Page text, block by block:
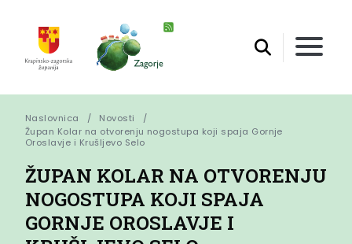
Naslovnica
Novosti
Župan Kolar na otvorenju nogostupa koji spaja Gornje
Oroslavje i Krušljevo Selo
ŽUPAN KOLAR NA OTVORENJU
NOGOSTUPA KOJI SPAJA
GORNJE OROSLAVJE I